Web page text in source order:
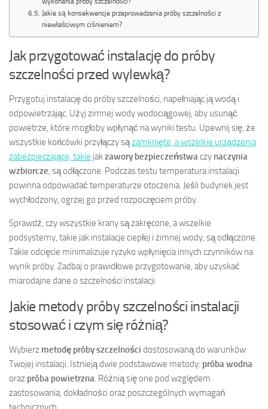
Jakie są konsekwencje przeprowadzenia próby szczelności z
niewłaściwym ciśnieniem?
Jak przygotować instalację do próby
szczelności przed wylewką?
Przygotuj instalację do próby szczelności, napełniając ją wodą i
odpowietrzając. Użyj zimnej wody wodociągowej, aby usunąć
powietrze, które mogłoby wpłynąć na wyniki testu. Upewnij się, że
wszystkie końcówki przyłączy sązamknięte, a wszelkie urządzenia
zabezpieczające, takie jakzawory bezpieczeństwa czy naczynia
wzbiorcze , są odłączone. Podczas testu temperatura instalacji
powinna odpowiadać temperaturze otoczenia. Jeśli budynek jest
wychłodzony, ogrzej go przed rozpoczęciem próby.
Sprawdź, czy wszystkie krany są zakręcone, a wszelkie
podsystemy, takie jak instalacje ciepłej i zimnej wody, są odłączone.
Takie odcięcie minimalizuje ryzyko wpłynięcia innych czynników na
wynik próby. Zadbaj o prawidłowe przygotowanie, aby uzyskać
miarodajne dane o szczelności instalacji.
Jakie metody próby szczelności instalacji
stosować i czym się różnią?
Wybierz metodę próby szczelności dostosowaną do warunków
Twojej instalacji. Istnieją dwie podstawowe metody: próba wodna
oraz próba powietrzna . Różnią się one pod względem
zastosowania, dokładności oraz poszczególnych wymagań